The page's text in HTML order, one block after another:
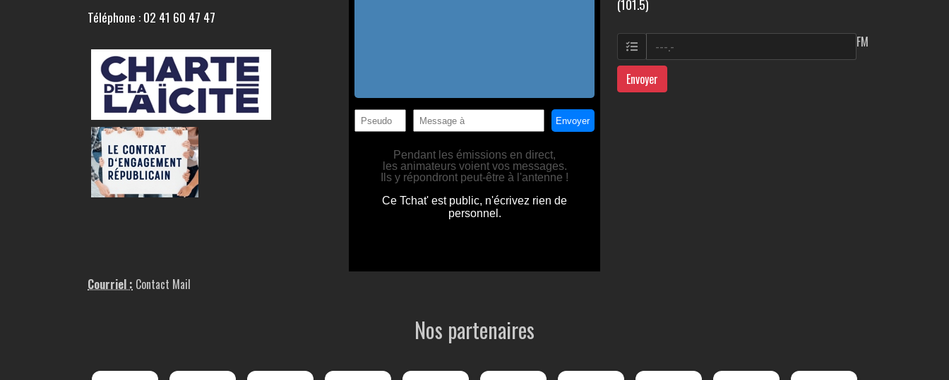
Téléphone : 02 41 60 47 47
Courriel : Contact Mail
(101.5)
FM
Envoyer
Nos partenaires